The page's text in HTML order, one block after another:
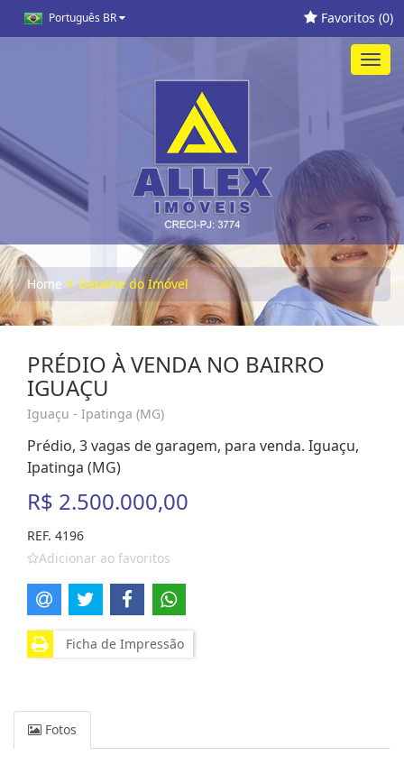
Português BR Favoritos (0)
Home Detalhe do Imóvel
PRÉDIO À VENDA NO BAIRRO
IGUAÇU
Iguaçu - Ipatinga (MG)
Prédio, 3 vagas de garagem, para venda. Iguaçu,
Ipatinga (MG)
R$ 2.500.000,00
REF. 4196
Adicionar ao favoritos
Ficha de Impressão
Fotos